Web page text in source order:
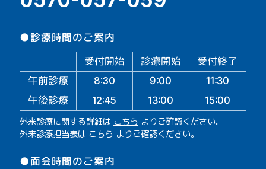
●診療時間のご案内
受付開始 診療開始
受付終了
午前診療
8:30 9:00 11:30
午後診療 12:45 13:00 15:00
外来診療に関する詳細は こちら よりご確認ください。
外来診療担当表は こちら よりご確認ください。
●面会時間のご案内